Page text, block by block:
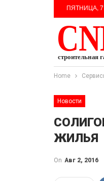
ПЯТНИЦА, 7
Home
Новости
ЖИЛЬЯ
On Авг 2, 2016